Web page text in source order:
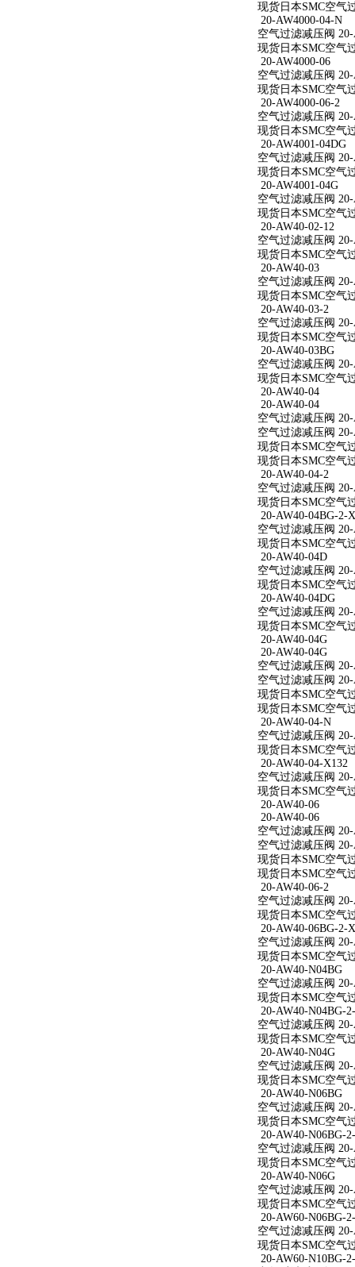
现货日本SMC空气
20-AW4000-04-N
空气过滤减压阀
现货日本SMC空气
20-AW4000-06
空气过滤减压阀 20-
现货日本SMC空气
20-AW4000-06-2
空气过滤减压阀 20-
现货日本SMC空气
20-AW4001-04DG
空气过滤减压阀 20-
现货日本SMC空气
20-AW4001-04G
空气过滤减压阀 20-
现货日本SMC空气
20-AW40-02-12
空气过滤减压阀 20-
现货日本SMC空气
20-AW40-03
空气过滤减压阀 20-
现货日本SMC空气
20-AW40-03-2
空气过滤减压阀
现货日本SMC空气
20-AW40-03BG
空气过滤减压阀 20-
现货日本SMC空气
20-AW40-04
20-AW40-04
空气过滤减压阀 20-
空气过滤减压阀 20-
现货日本SMC空气
现货日本SMC空气
20-AW40-04-2
空气过滤减压阀
现货日本SMC空气
20-AW40-04BG-2-
空气过滤减压阀
现货日本SMC空气
20-AW40-04D
空气过滤减压阀
现货日本SMC空气
20-AW40-04DG
空气过滤减压阀
现货日本SMC空气
20-AW40-04G
20-AW40-04G
空气过滤减压阀 20-
空气过滤减压阀 20-
现货日本SMC空气
现货日本SMC空气
20-AW40-04-N
空气过滤减压阀
现货日本SMC空气
20-AW40-04-X132
空气过滤减压阀
现货日本SMC空气
20-AW40-06
20-AW40-06
空气过滤减压阀 20-
空气过滤减压阀 20-
现货日本SMC空气
现货日本SMC空气
20-AW40-06-2
空气过滤减压阀
现货日本SMC空气
20-AW40-06BG-2-
空气过滤减压阀
现货日本SMC空气
20-AW40-N04BG
空气过滤减压阀
现货日本SMC空气
20-AW40-N04BG-
空气过滤减压阀
现货日本SMC空气
20-AW40-N04G
空气过滤减压阀
现货日本SMC空气
20-AW40-N06BG
空气过滤减压阀
现货日本SMC空气
20-AW40-N06BG-
空气过滤减压阀
现货日本SMC空气
20-AW40-N06G
空气过滤减压阀
现货日本SMC空气
20-AW60-N06BG-
空气过滤减压阀
现货日本SMC空气
20-AW60-N10BG-